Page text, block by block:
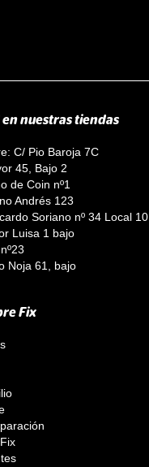
nuestras tiendas
C/ Pio Baroja 7C
45, Bajo 2
de Coin nº1
Andrés 123
Soriano nº 34 Local 10
Luisa 1 bajo
Noja 61, bajo
Fix